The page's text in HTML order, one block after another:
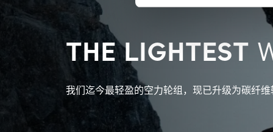
THE LIGHTEST
我们迄今最轻盈的空力轮组，现已升级为碳纤